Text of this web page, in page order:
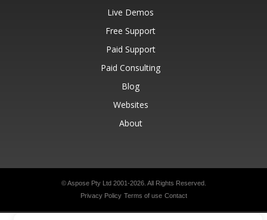
Live Demos
Free Support
Paid Support
Paid Consulting
Blog
Websites
About
© Aspose Pty Ltd 2001-2026. All Rights Reserved.
Privacy Policy Terms of use Contact